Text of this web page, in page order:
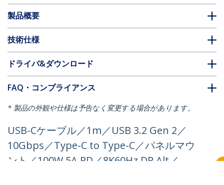
製品概要
技術仕様
ドライバ&ダウンロード
FAQ・コンプライアンス
* 製品の外観や仕様は予告なく変更する場合があります。
USB-Cケーブル／1m／USB 3.2 Gen 2／
10Gbps／Type-C to Type-C／パネルマウ
ント／100W 5A PD／8K60Hz DP Alt／